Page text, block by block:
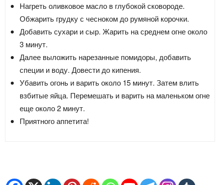
Нагреть оливковое масло в глубокой сковороде.
Обжарить грудку с чесноком до румяной корочки.
Добавить сухари и сыр. Жарить на среднем огне около
3 минут.
Далее выложить нарезанные помидоры, добавить
специи и воду. Довести до кипения.
Убавить огонь и варить около 15 минут. Затем влить
взбитые яйца. Перемешать и варить на маленьком огне
еще около 2 минут.
Приятного аппетита!